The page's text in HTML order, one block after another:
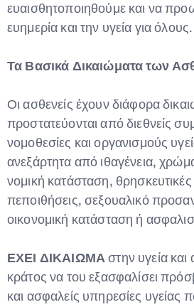
ευαισθητοποιηθούμε και να
ευημερία και την υγεία για όλους.
Τα Βασικά Δικαιώματα των
Οι ασθενείς έχουν διάφορα
προστατεύονται από διεθνείς
νομοθεσίες και οργανισμούς
ανεξάρτητα από ιθαγένεια,
νομική κατάσταση,
πεποιθήσεις, σεξουαλικό
οικονομική κατάσταση ή
ΕΧΕΙ ΔΙΚΑΙΩΜΑστην υγεία
κράτος να του εξασφαλίσει
και ασφαλείς υπηρεσίες υγείας